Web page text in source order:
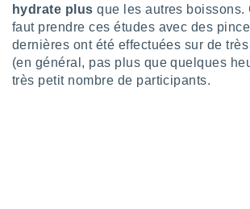
que
hydrate plus que les autres boissons.
faut prendre ces études avec des
dernières ont été effectuées sur de
(en général, pas plus que quelques
très petit nombre de participants.